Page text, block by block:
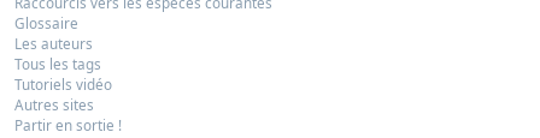
Glossaire
Les auteurs
Tous les tags
Tutoriels vidéo
Autres sites
Partir en sortie !